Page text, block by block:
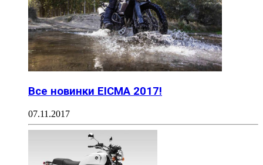
Все новинки EICMA 2017!
07.11.2017